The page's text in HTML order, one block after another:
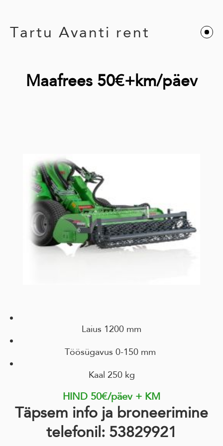
Tartu Avanti rent
Maafrees 50€+km/päev
Laius 1200 mm
Töösügavus 0-150 mm
Kaal 250 kg
HIND 50€/päev + KM
Täpsem info ja broneerimine
telefonil: 53829921